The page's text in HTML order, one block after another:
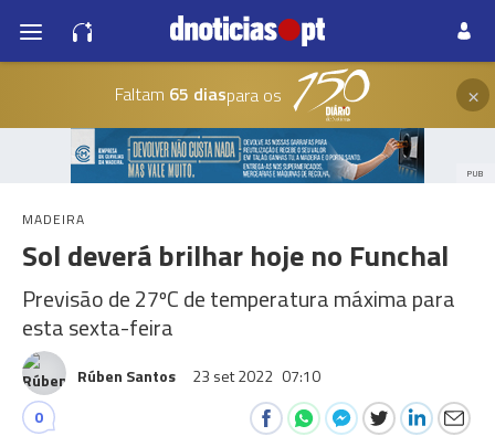
Faltam 65 diaspara os ×
PUB
MADEIRA
Sol deverá brilhar hoje no Funchal
Previsão de 27ºC de temperatura máxima para
esta sexta-feira
Rúben Santos 23 set 2022 07:10
0